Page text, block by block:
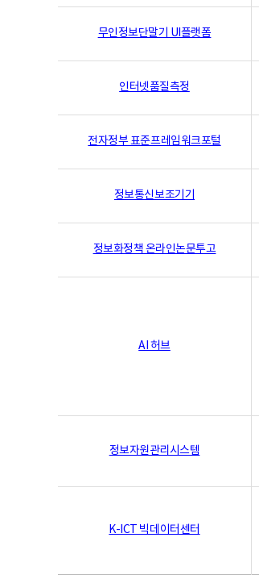
무인정보단말기 UI플랫폼
인터넷품질측정
전자정부 표준프레임워크포털
정보통신보조기기
정보화정책 온라인논문투고
AI 허브
정보자원관리시스템
K-ICT 빅데이터센터